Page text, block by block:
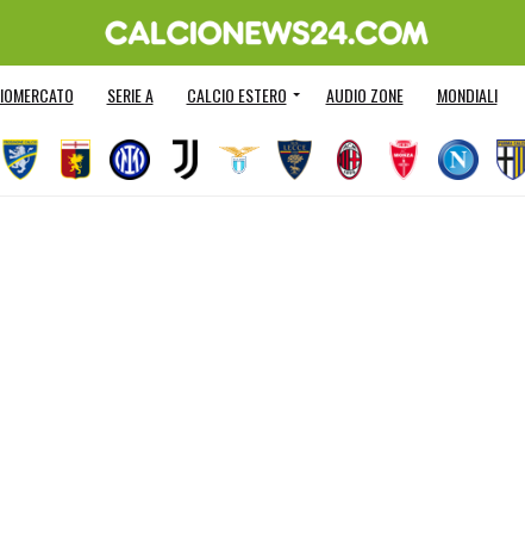
SERIE A CALCIO ESTERO AUDIO ZONE MONDIALI